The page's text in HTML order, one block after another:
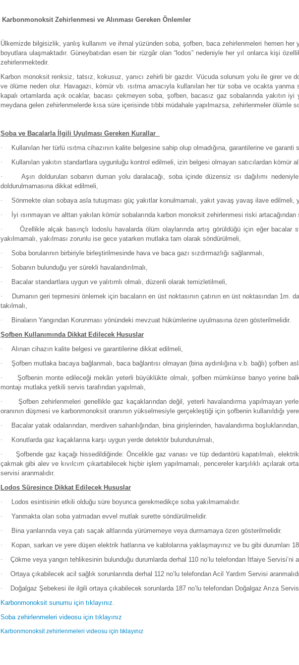
Karbonmonoksit Zehirlenmesi ve Alınması Gereken Önlemler
Ülkemizde bilgisizlik, yanlış kullanım ve ihmal yüzünden soba, şofben, baca zehirlenmeleri hemen her
boyutlara ulaşmaktadır. Güneybatıdan esen bir rüzgâr olan “lodos” nedeniyle her yıl onlarca kişi
zehirlenmektedir.
Karbon monoksit renksiz, tatsız, kokusuz, yanıcı zehirli bir gazdır. Vücuda solunum yolu ile girer ve
ve ölüme neden olur. Havagazı, kömür vb. ısıtma amacıyla kullanılan her tür soba ve ocakta yanma
kapalı ortamlarda açık ocaklar, bacası çekmeyen soba, şofben, bacasız gaz sobalarında yakıtın
meydana gelen zehirlenmelerde kısa süre içerisinde tıbbi müdahale yapılmazsa, zehirlenmeler ölümle
Soba ve Bacalarla İlgili Uyulması Gereken Kurallar
·
Kullanılan her türlü ısıtma cihazının kalite belgesine sahip olup olmadığına, garantilerine ve
·
Kullanılan yakıtın standartlara uygunluğu kontrol edilmeli, izin belgesi olmayan satıcılardan kömür
·
Aşırı doldurulan sobanın duman yolu daralacağı, soba içinde düzensiz ısı dağılımı
doldurulmamasına dikkat edilmeli,
·
Sönmekte olan sobaya asla tutuşması güç yakıtlar konulmamalı, yakıt yavaş yavaş ilave edilmeli,
·
İyi ısınmayan ve alttan yakılan kömür sobalarında karbon monoksit zehirlenmesi riski
·
Özellikle alçak basınçlı lodoslu havalarda ölüm olaylarında artış görüldüğü için eğer bacalar
yakılmamalı, yakılması zorunlu ise gece yatarken mutlaka tam olarak söndürülmeli,
·
Soba borularının birbiriyle birleştirilmesinde hava ve baca gazı sızdırmazlığı sağlanmalı,
·
Sobanın bulunduğu yer sürekli havalandırılmalı,
·
Bacalar standartlara uygun ve yalıtımlı olmalı, düzenli olarak temizletilmeli,
·
Dumanın geri tepmesini önlemek için bacaların en üst noktasının çatının en üst noktasından 1m.
takılmalı,
·
Binaların Yangından Korunması yönündeki mevzuat hükümlerine uyulmasına özen gösterilmelidir.
Şofben Kullanımında Dikkat Edilecek Hususlar
·
Alınan cihazın kalite belgesi ve garantilerine dikkat edilmeli,
·
Şofben mutlaka bacaya bağlanmalı, baca bağlantısı olmayan (bina aydınlığına v.b. bağlı) şofben
·
Şofbenin monte edileceği mekân yeterli büyüklükte olmalı, şofben mümkünse banyo yerine
montajı mutlaka yetkili servis tarafından yapılmalı,
·
Şofben zehirlenmeleri genellikle gaz kaçaklarından değil, yeterli havalandırma yapılmayan
oranının düşmesi ve karbonmonoksit oranının yükselmesiyle gerçekleştiği için şofbenin kullanıldığı
·
Bacalar yatak odalarından, merdiven sahanlığından, bina girişlerinden, havalandırma
·
Konutlarda gaz kaçaklarına karşı uygun yerde detektör bulundurulmalı,
·
Şofbende gaz kaçağı hissedildiğinde: Öncelikle gaz vanası ve tüp dedantörü kapatılmalı,
çakmak gibi alev ve kıvılcım çıkartabilecek hiçbir işlem yapılmamalı, pencereler karşılıklı açılarak
servisi aranmalıdır.
Lodos Süresince Dikkat Edilecek Hususlar
·
Lodos esintisinin etkili olduğu süre boyunca gerekmedikçe soba yakılmamalıdır.
·
Yanmakta olan soba yatmadan evvel mutlak surette söndürülmelidir.
·
Bina yanlarında veya çatı saçak altlarında yürümemeye veya durmamaya özen gösterilmelidir.
·
Kopan, sarkan ve yere düşen elektrik hatlarına ve kablolarına yaklaşmayınız ve bu gibi durumları
·
Çökme veya yangın tehlikesinin bulunduğu durumlarda derhal 110 no’lu telefondan İtfaiye Servisi’ni
·
Ortaya çıkabilecek acil sağlık sorunlarında derhal 112 no’lu telefondan Acil Yardım Servisi
·
Doğalgaz Şebekesi ile ilgili ortaya çıkabilecek sorunlarda 187 no’lu telefondan Doğalgaz Arıza
Karbonmonoksit sunumu için tıklayınız.
Soba zehirlenmeleri videosu için tıklayınız
Karbonmonoksit zehirlenmeleri videosu için tıklayınız